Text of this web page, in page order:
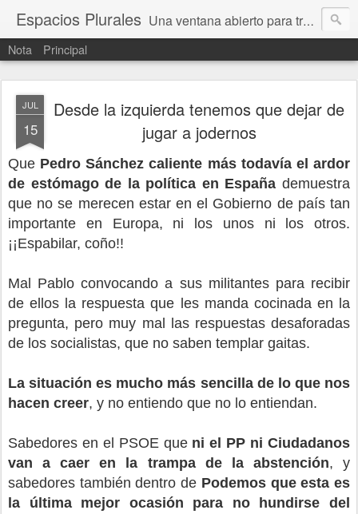
Espacios Plurales Una ventana abierto para tratar problemas que nos afectan a todxs. Temas sociales, educación, cultura, economía, política, derechos, calidad de vida. Estamos gobernados, pero queremos una calidad mayor en la política.
Nota Principal
JUL
15
Desde la izquierda tenemos que dejar de
jugar a jodernos
Que Pedro Sánchez caliente más todavía el ardor
de estómago de la política en España demuestra
que no se merecen estar en el Gobierno de país tan
importante en Europa, ni los unos ni los otros.
¡¡Espabilar, coño!!
Mal Pablo convocando a sus militantes para recibir
de ellos la respuesta que les manda cocinada en la
pregunta, pero muy mal las respuestas desaforadas
de los socialistas, que no saben templar gaitas.
La situación es mucho más sencilla de lo que nos
hacen creer, y no entiendo que no lo entiendan.
Sabedores en el PSOE que ni el PP ni Ciudadanos
van a caer en la trampa de la abstención, y
sabedores también dentro de Podemos que esta es
la última mejor ocasión para no hundirse del